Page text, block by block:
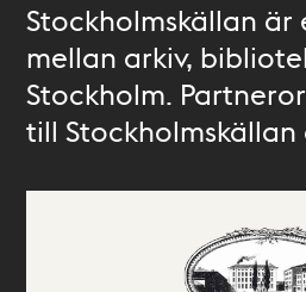
Stockholmskällan
mellan arkiv,
Stockholm.
till Stockholmskällan